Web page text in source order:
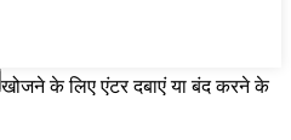
खोजने के लिए एंटर दबाएं या बंद करने के